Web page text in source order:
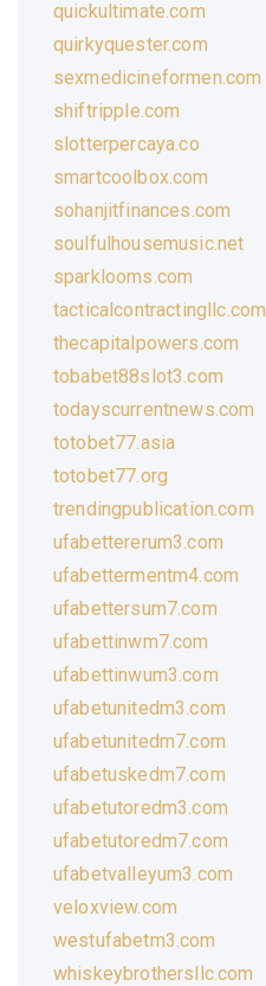
quickultimate.com
quirkyquester.com
sexmedicineformen.com
shiftripple.com
slotterpercaya.co
smartcoolbox.com
sohanjitfinances.com
soulfulhousemusic.net
sparklooms.com
tacticalcontractingllc.com
thecapitalpowers.com
tobabet88slot3.com
todayscurrentnews.com
totobet77.asia
totobet77.org
trendingpublication.com
ufabettererum3.com
ufabettermentm4.com
ufabettersum7.com
ufabettinwm7.com
ufabettinwum3.com
ufabetunitedm3.com
ufabetunitedm7.com
ufabetuskedm7.com
ufabetutoredm3.com
ufabetutoredm7.com
ufabetvalleyum3.com
veloxview.com
westufabetm3.com
whiskeybrothersllc.com